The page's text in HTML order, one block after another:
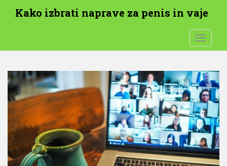
k
Kako izbrati naprave za penis in vaje